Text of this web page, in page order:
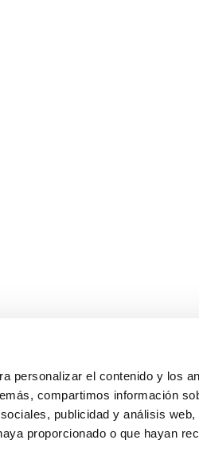
personalizar el contenido y los
compartimos información
publicidad y análisis web,
proporcionado o que hayan
sales@cabanillasrealestate.com
España 90, 29680 Estepona,
Política de Privacidad